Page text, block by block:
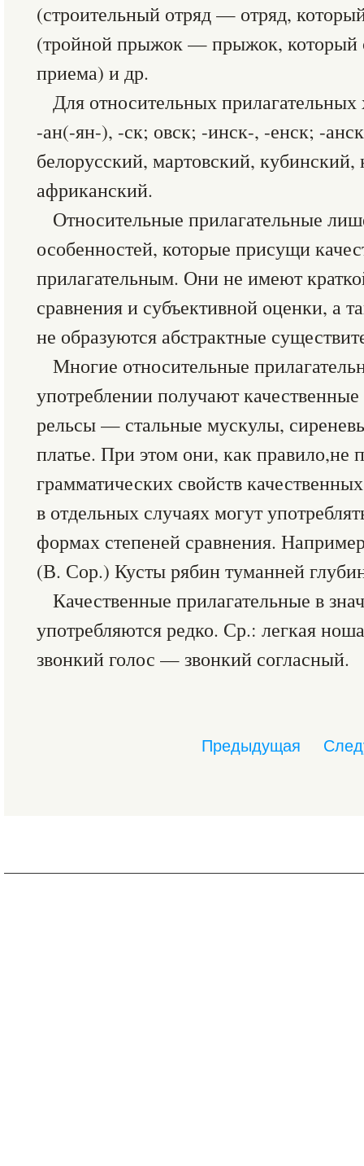
(строительный отряд — отряд,
(тройной прыжок — прыжок, который
приема) и др.
Для относительных
-ан(-ян-), -ск; овск; -инск-, -енск; -
белорусский, мартовский, кубинский,
африканский.
Относительные прилагательные
особенностей, которые присущи
прилагательным. Они не имеют
сравнения и субъективной оценки, а
не образуются абстрактные
Многие относительные
употреблении получают
рельсы — стальные мускулы,
платье. При этом они, как правило,не
грамматических свойств
в отдельных случаях могут
формах степеней сравнения.
(В. Сор.) Кусты рябин туманней
Качественные прилагательные в
употребляются редко. Ср.: легкая
звонкий голос — звонкий согласный.
Предыдущая